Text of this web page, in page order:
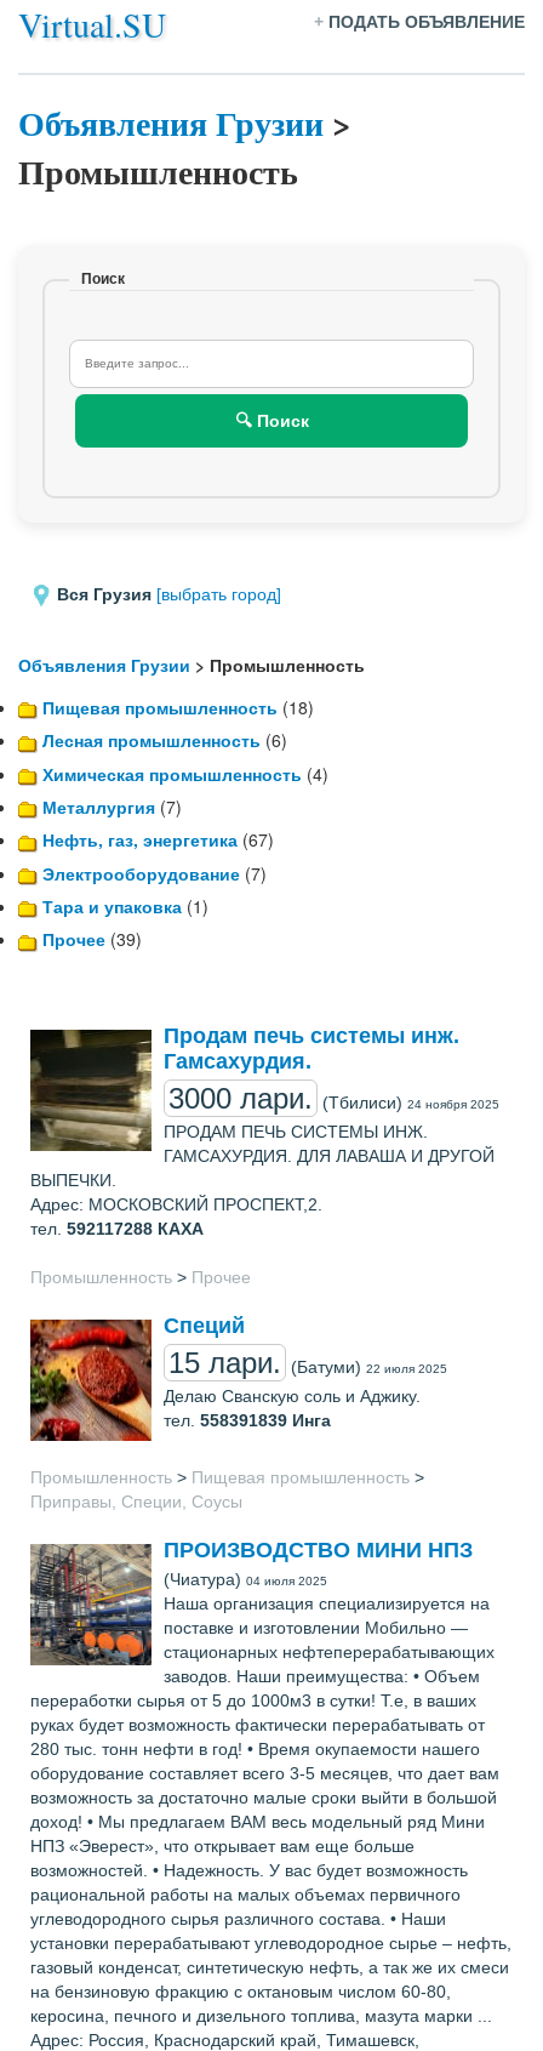
Virtual.SU + ПОДАТЬ ОБЪЯВЛЕНИЕ
Объявления Грузии>
Промышленность
Поиск
🔍 Поиск
Вся Грузия [выбрать город]
Объявления Грузии > Промышленность
Пищевая промышленность (18)
Лесная промышленность (6)
Химическая промышленность (4)
Металлургия (7)
Нефть, газ, энергетика (67)
Электрооборудование (7)
Тара и упаковка (1)
Прочее (39)
Продам печь системы инж.
Гамсахурдия.
3000 лари. (Тбилиси) 24 ноября 2025
ПРОДАМ ПЕЧЬ СИСТЕМЫ ИНЖ.
ГАМСАХУРДИЯ. ДЛЯ ЛАВАША И ДРУГОЙ
ВЫПЕЧКИ.
Адрес: МОСКОВСКИЙ ПРОСПЕКТ,2.
тел. 592117288 КАХА
Промышленность > Прочее
Специй
15 лари. (Батуми) 22 июля 2025
Делаю Сванскую соль и Аджику.
тел. 558391839 Инга
Промышленность > Пищевая промышленность >
Приправы, Специи, Соусы
ПРОИЗВОДСТВО МИНИ НПЗ
(Чиатура) 04 июля 2025
Наша организация специализируется на
поставке и изготовлении Мобильно —
стационарных нефтеперерабатывающих
заводов. Наши преимущества: • Объем
переработки сырья от 5 до 1000м3 в сутки! Т.е, в ваших
руках будет возможность фактически перерабатывать от
280 тыс. тонн нефти в год! • Время окупаемости нашего
оборудование составляет всего 3-5 месяцев, что дает вам
возможность за достаточно малые сроки выйти в большой
доход! • Мы предлагаем ВАМ весь модельный ряд Мини
НПЗ «Эверест», что открывает вам еще больше
возможностей. • Надежность. У вас будет возможность
рациональной работы на малых объемах первичного
углеводородного сырья различного состава. • Наши
установки перерабатывают углеводородное сырье – нефть,
газовый конденсат, синтетическую нефть, а так же их смеси
на бензиновую фракцию с октановым числом 60-80,
керосина, печного и дизельного топлива, мазута марки ...
Адрес: Россия, Краснодарский край, Тимашевск,